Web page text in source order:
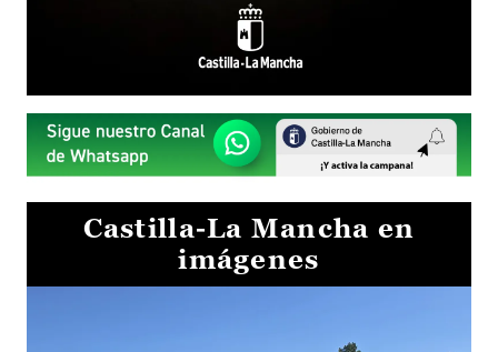
Castilla-La Mancha en
imágenes